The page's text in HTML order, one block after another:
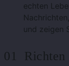
echten
und zeigen
01 Richten